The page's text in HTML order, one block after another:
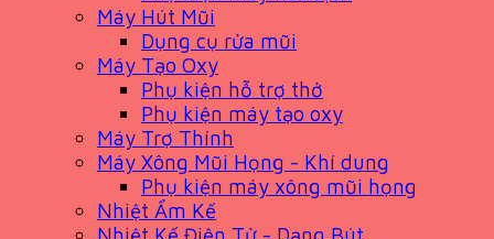
Máy Hút Mũi
Dụng cụ rửa mũi
Máy Tạo Oxy
Phụ kiện hỗ trợ thở
Phụ kiện máy tạo oxy
Máy Trợ Thính
Máy Xông Mũi Họng - Khí dung
Phụ kiện máy xông mũi họng
Nhiệt Ẩm Kế